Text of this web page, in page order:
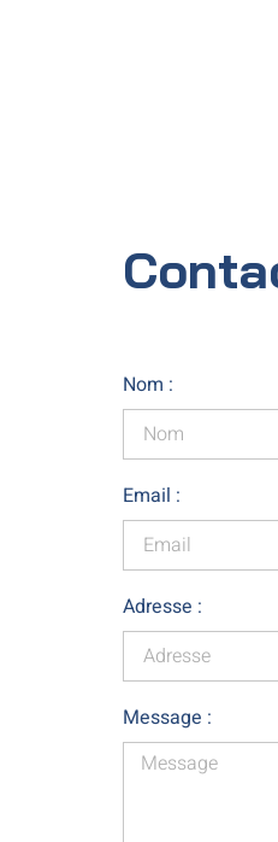
Nom :
Email :
Adresse :
Message :